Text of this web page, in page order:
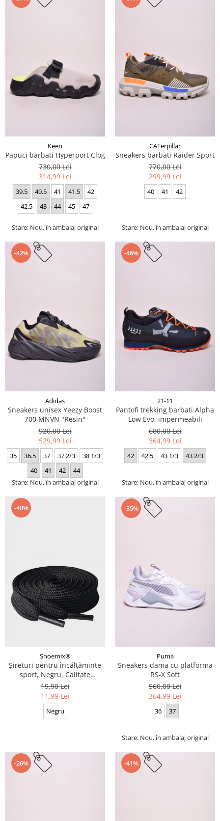
Keen
Papuci barbati Hyperport Clog
730,00 Lei
314,99 Lei
39.5 40.5 41 41.5
42
42.5
43 44 45 47
Stare: Nou, în ambalaj original
CATerpillar
Sneakers barbati Raider Sport
770,00 Lei
299,99 Lei
40 41 42
Stare: Nou, în ambalaj original
-42%
Adidas
Sneakers unisex Yeezy Boost
700 MNVN "Resin"
920,00 Lei
529,99 Lei
35 36.5 37 37 2/3
38 1/3
40
41 42
44
Stare: Nou, în ambalaj original
-46%
21-11
Pantofi trekking barbati Alpha
Low Evo, impermeabili
680,00 Lei
364,99 Lei
42 42.5 43 1/3 43 2/3
Stare: Nou, în ambalaj original
-40%
Shoemix®
Șireturi pentru încălțăminte
sport, Negru, Calitate
premium, 110 cm x 0.8 cm
19,90 Lei
11,99 Lei
Negru
-35%
Puma
Sneakers dama cu platforma
RS-X Soft
560,00 Lei
364,99 Lei
36 37
Stare: Nou, în ambalaj original
-26% -41%